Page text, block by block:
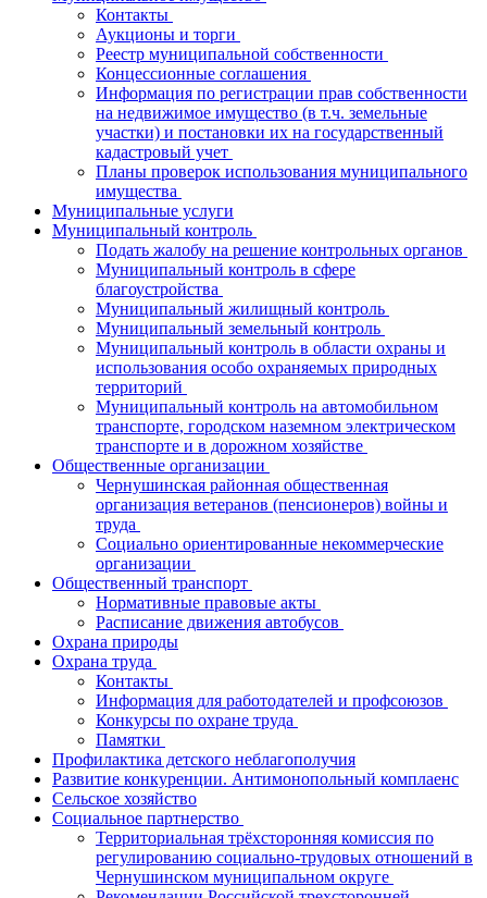
Контакты
Аукционы и торги
Реестр муниципальной собственности
Концессионные соглашения
Информация по регистрации прав собственности
на недвижимое имущество (в т.ч. земельные
участки) и постановки их на государственный
кадастровый учет
Планы проверок использования муниципального
имущества
Муниципальные услуги
Муниципальный контроль
Подать жалобу на решение контрольных органов
Муниципальный контроль в сфере
благоустройства
Муниципальный жилищный контроль
Муниципальный земельный контроль
Муниципальный контроль в области охраны и
использования особо охраняемых природных
территорий
Муниципальный контроль на автомобильном
транспорте, городском наземном электрическом
транспорте и в дорожном хозяйстве
Общественные организации
Чернушинская районная общественная
организация ветеранов (пенсионеров) войны и
труда
Социально ориентированные некоммерческие
организации
Общественный транспорт
Нормативные правовые акты
Расписание движения автобусов
Охрана природы
Охрана труда
Контакты
Информация для работодателей и профсоюзов
Конкурсы по охране труда
Памятки
Профилактика детского неблагополучия
Развитие конкуренции. Антимонопольный комплаенс
Сельское хозяйство
Социальное партнерство
Территориальная трёхсторонняя комиссия по
регулированию социально-трудовых отношений в
Чернушинском муниципальном округе